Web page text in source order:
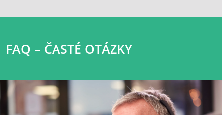
FAQ – ČASTÉ OTÁZKY